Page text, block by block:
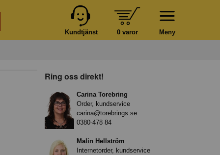
Meny
0 varor
Kundtjänst
Ring oss direkt!
Carina Torebring
Order, kundservice
carina@torebrings.se
0380-478 84
Malin Hellström
Internetorder, kundservice